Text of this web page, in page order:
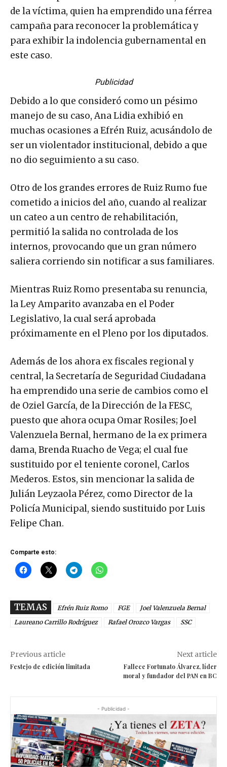
de la víctima, quien ha emprendido una férrea
campaña para reconocer la problemática y
para exhibir la indolencia gubernamental en
este caso.
Publicidad
Debido a lo que consideró como un pésimo
manejo de su caso, Ana Lidia exhibió en
muchas ocasiones a Efrén Ruiz, acusándolo de
ser un violentador institucional, debido a que
no dio seguimiento a su caso.
Otro de los grandes errores de Ruiz Rumo fue
cometido a inicios del año, cuando al realizar
un cateo a un centro de rehabilitación,
permitió la salida no controlada de los
internos, provocando que un gran número
saliera corriendo sin notificar a sus familiares.
Mientras Ruiz Romo presentaba su renuncia,
la Ley Amparito avanzaba en el Poder
Legislativo, la cual será aprobada
próximamente en el Pleno por los diputados.
Además de los ahora ex fiscales regional y
central, la Secretaría de Seguridad Ciudadana
ha emprendido una serie de cambios como el
de Oziel García, de la Dirección de la FESC,
puesto que ahora ocupa Omar Rosiles; Joel
Valenzuela Bernal, hermano de la ex primera
dama, Brenda Ruacho de Vega; el cual fue
sustituido por el teniente coronel, Carlos
Mederos. Estos, sin mencionar la salida de
Julián Leyzaola Pérez, como Director de la
Policía Municipal, siendo sustituido por Luis
Felipe Chan.
Comparte esto:
TEMAS Efrén Ruiz Romo FGE
Joel Valenzuela Bernal
Laureano Carrillo Rodríguez
Rafael Orozco Vargas SSC
Previous article
Festejo de edición limitada
Next article
Fallece Fortunato Álvarez, líder
moral y fundador del PAN en BC
- Publicidad -